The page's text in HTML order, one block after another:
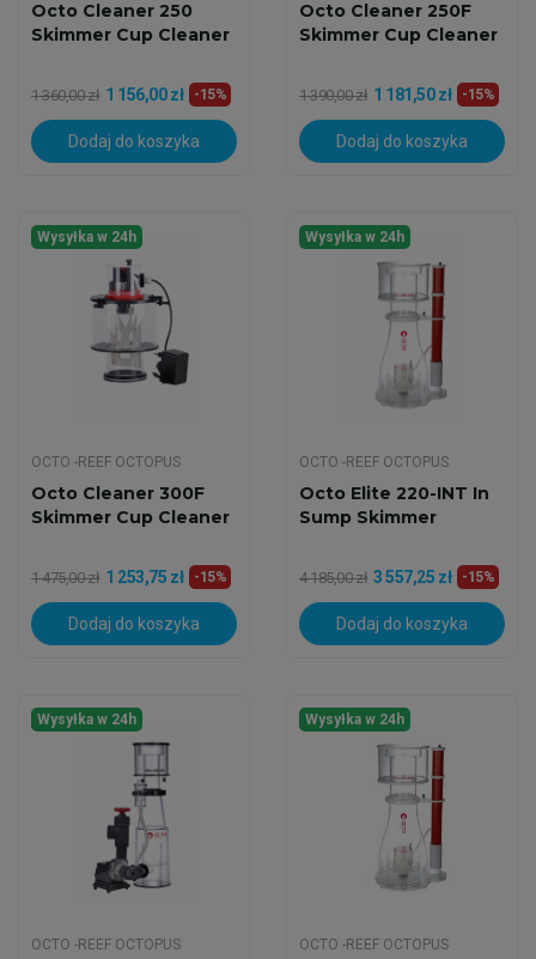
Octo Cleaner 250
Skimmer Cup Cleaner
1 360,00 zł 1 156,00 zł -15%
Dodaj do koszyka
Octo Cleaner 250F
Skimmer Cup Cleaner
1 390,00 zł 1 181,50 zł -15%
Dodaj do koszyka
Wysyłka w 24h
OCTO -REEF OCTOPUS
Octo Cleaner 300F
Skimmer Cup Cleaner
1 475,00 zł 1 253,75 zł -15%
Dodaj do koszyka
Wysyłka w 24h
OCTO -REEF OCTOPUS
Octo Elite 220-INT In
Sump Skimmer
4 185,00 zł 3 557,25 zł -15%
Dodaj do koszyka
Wysyłka w 24h
OCTO -REEF OCTOPUS
Wysyłka w 24h
OCTO -REEF OCTOPUS